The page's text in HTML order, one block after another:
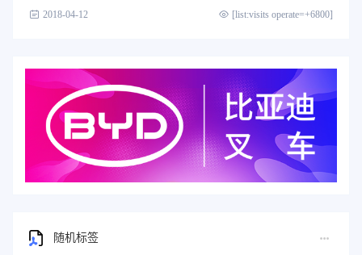
2018-04-12 [list:visits operate=+6800]
随机标签